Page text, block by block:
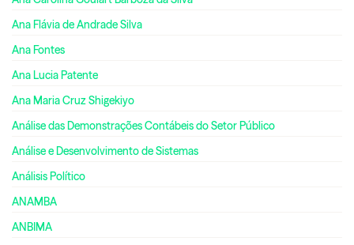
Ana Flávia de Andrade Silva
Ana Fontes
Ana Lucia Patente
Ana Maria Cruz Shigekiyo
Análise das Demonstrações Contábeis do Setor Público
Análise e Desenvolvimento de Sistemas
Análisis Político
ANAMBA
ANBIMA